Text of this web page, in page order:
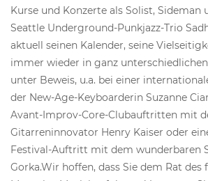
Kurse und Konzerte als Solist, Sideman
Seattle Underground-Punkjazz-Trio
aktuell seinen Kalender, seine
immer wieder in ganz
unter Beweis, u.a. bei einer
der New-Age-Keyboarderin Suzanne
Avant-Improv-Core-Clubauftritten mit
Gitarreninnovator Henry Kaiser oder
Festival-Auftritt mit dem wunderbaren
Gorka.Wir hoffen, dass Sie dem Rat des